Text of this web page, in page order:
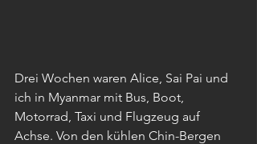
Drei Wochen waren Alice, Sai Pai und
ich in Myanmar mit Bus, Boot,
Motorrad, Taxi und Flugzeug auf
Achse. Von den kühlen Chin-Bergen